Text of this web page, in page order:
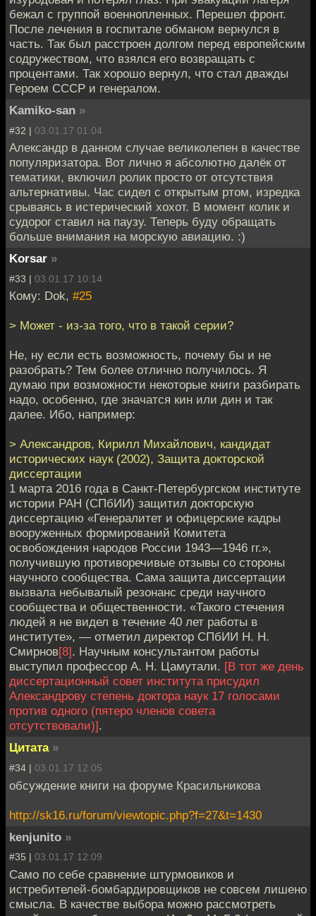
бежал с группой военнопленных. Перешел фронт.
После лечения в госпитале обманом вернулся в
часть. Так был расстроен долгом перед европейским
содружеством, что взялся его возвращать с
процентами. Так хорошо вернул, что стал дважды
Героем СССР и генералом.
Kamiko-san »
#32 | 03.01.17 01:04
Александр в данном случае великолепен в качестве
популяризатора. Вот лично я абсолютно далёк от
тематики, включил ролик просто от отсутствия
альтернативы. Час сидел с открытым ртом, изредка
срываясь в истерический хохот. В момент колик и
судорог ставил на паузу. Теперь буду обращать
больше внимания на морскую авиацию. :)
Korsar »
#33 | 03.01.17 10:14
Кому: Dok, #25
> Может - из-за того, что в такой серии?
Не, ну если есть возможность, почему бы и не
разобрать? Тем более отлично получилось. Я
думаю при возможности некоторые книги разбирать
надо, особенно, где значатся кин или дин и так
далее. Ибо, например:
> Александров, Кирилл Михайлович, кандидат
исторических наук (2002), Защита докторской
диссертации
1 марта 2016 года в Санкт-Петербургском институте
истории РАН (СПбИИ) защитил докторскую
диссертацию «Генералитет и офицерские кадры
вооруженных формирований Комитета
освобождения народов России 1943—1946 гг.»,
получившую противоречивые отзывы со стороны
научного сообщества. Сама защита диссертации
вызвала небывалый резонанс среди научного
сообщества и общественности. «Такого стечения
людей я не видел в течение 40 лет работы в
институте», — отметил директор СПбИИ Н. Н.
Смирнов[8]. Научным консультантом работы
выступил профессор А. Н. Цамутали. [В тот же день
диссертационный совет института присудил
Александрову степень доктора наук 17 голосами
против одного (пятеро членов совета
отсутствовали)].
Цитата »
#34 | 03.01.17 12:05
обсуждение книги на форуме Красильникова
http://sk16.ru/forum/viewtopic.php?f=27&t=1430
kenjunito »
#35 | 03.01.17 12:09
Само по себе сравнение штурмовиков и
истребителей-бомбардировщиков не совсем лишено
смысла. В качестве выбора можно рассмотреть